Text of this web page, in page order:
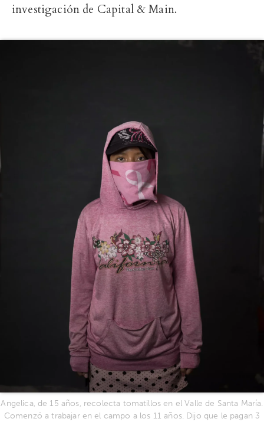
investigación de Capital & Main.
Angelica, de 15 años, recolecta tomatillos en el Valle de Santa María.
Comenzó a trabajar en el campo a los 11 años. Dijo que le pagan 3